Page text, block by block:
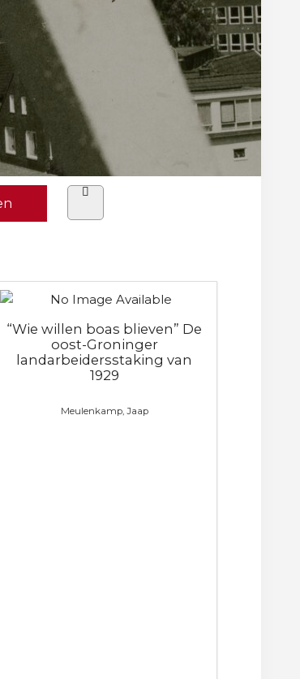
“Wie willen boas blieven” De
oost-Groninger
landarbeidersstaking van
1929
Meulenkamp, Jaap